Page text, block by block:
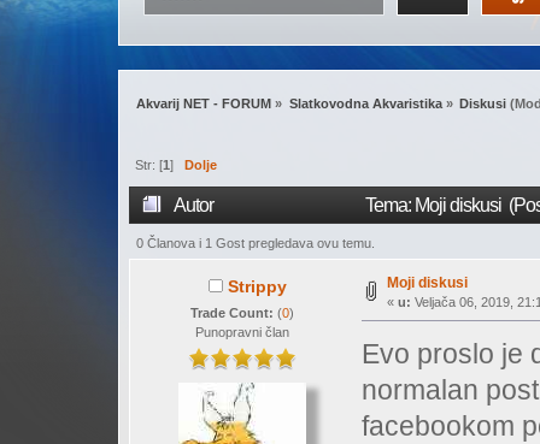
Akvarij NET - FORUM » Slatkovodna Akvaristika» Diskusi
Str: [1] Dolje
Autor Tema: Moji diskusi
0 Članova i 1 Gost pregledava ovu temu.
Strippy
Trade Count: (0)
Punopravni član
Moji diskusi
« u: Veljača 06, 2019,
Evo proslo je
normalan
facebookom